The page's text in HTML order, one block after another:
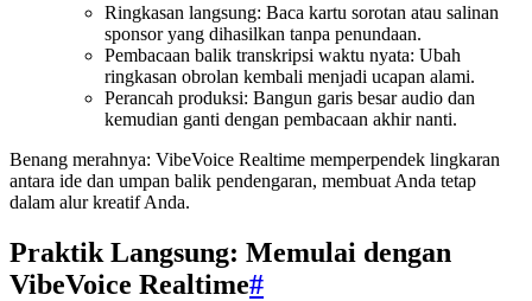
Ringkasan langsung: Baca kartu sorotan atau salinan
sponsor yang dihasilkan tanpa penundaan.
Pembacaan balik transkripsi waktu nyata: Ubah
ringkasan obrolan kembali menjadi ucapan alami.
Perancah produksi: Bangun garis besar audio dan
kemudian ganti dengan pembacaan akhir nanti.
Benang merahnya: VibeVoice Realtime memperpendek lingkaran
antara ide dan umpan balik pendengaran, membuat Anda tetap
dalam alur kreatif Anda.
Praktik Langsung: Memulai dengan
VibeVoice Realtime#